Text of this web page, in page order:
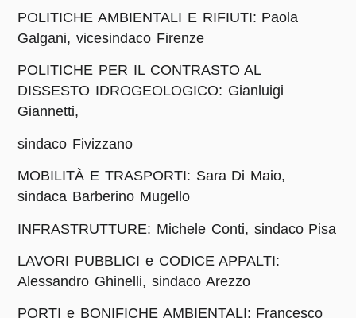
POLITICHE AMBIENTALI E RIFIUTI: Paola
Galgani, vicesindaco Firenze
POLITICHE PER IL CONTRASTO AL
DISSESTO IDROGEOLOGICO: Gianluigi
Giannetti,
sindaco Fivizzano
MOBILITÀ E TRASPORTI: Sara Di Maio,
sindaca Barberino Mugello
INFRASTRUTTURE: Michele Conti, sindaco Pisa
LAVORI PUBBLICI e CODICE APPALTI:
Alessandro Ghinelli, sindaco Arezzo
PORTI e BONIFICHE AMBIENTALI: Francesco